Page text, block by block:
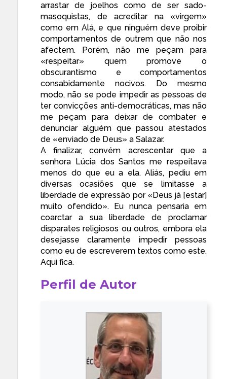
arrastar de joelhos como de ser sado-
masoquistas, de acreditar na «virgem»
como em Alá, e que ninguém deve proibir
comportamentos de outrem que não nos
afectem. Porém, não me peçam para
«respeitar» quem promove o
obscurantismo e comportamentos
consabidamente nocivos. Do mesmo
modo, não se pode impedir as pessoas de
ter convicções anti-democráticas, mas não
me peçam para deixar de combater e
denunciar alguém que passou atestados
de «enviado de Deus» a Salazar.
A finalizar, convém acrescentar que a
senhora Lúcia dos Santos me respeitava
menos do que eu a ela. Aliás, pediu em
diversas ocasiões que se limitasse a
liberdade de expressão por «Deus já [estar]
muito ofendido». Eu nunca pensaria em
coarctar a sua liberdade de proclamar
disparates religiosos ou outros, embora ela
desejasse claramente impedir pessoas
como eu de escreverem textos como este.
Aqui fica.
Perfil de Autor